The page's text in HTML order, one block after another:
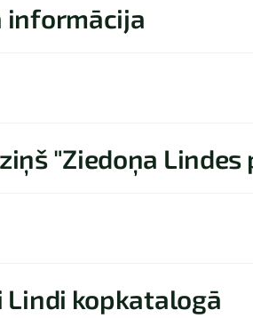
informācija
"Ziedoņa Lindes
Lindi kopkatalogā